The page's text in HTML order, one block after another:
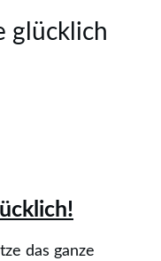
glücklich
das ganze